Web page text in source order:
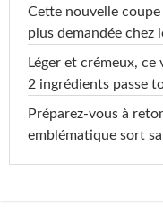
Cette nouvelle
plus demandée chez
Léger et crémeux,
2 ingrédients passe
Préparez-vous à
emblématique sort